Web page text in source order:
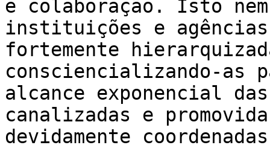
e colaboração. Isto
instituições e agências
fortemente
consciencializando-as
alcance exponencial
canalizadas e
devidamente